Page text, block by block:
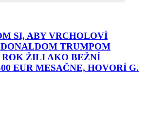
SI, ABY VRCHOLOVÍ
TRUMPOM
ROK ŽILI AKO BEŽNÍ
EUR MESAČNE, HOVORÍ G.